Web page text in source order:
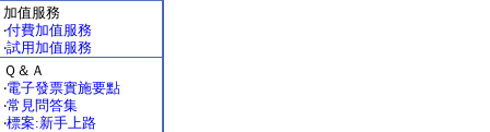
加值服務
‧付費加值服務
‧試用加值服務
Ｑ＆Ａ
‧電子發票實施要點
‧常見問答集
‧標案:新手上路